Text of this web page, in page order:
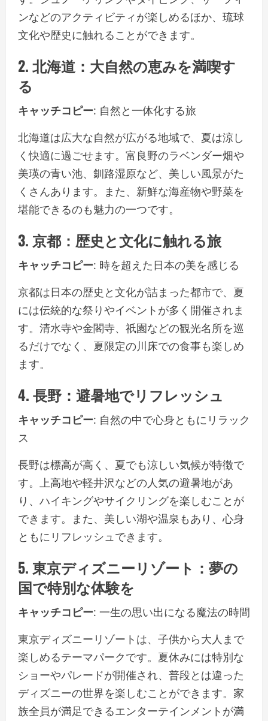
ンなどのアクティビティが楽しめるほか、琉球
文化や歴史に触れることができます。
2. 北海道：大自然の恵みを満喫す
る
キャッチコピー: 自然と一体化する旅
北海道は広大な自然が広がる地域で、夏は涼し
く快適に過ごせます。富良野のラベンダー畑や
美瑛の青い池、釧路湿原など、美しい風景がた
くさんあります。また、新鮮な海産物や野菜を
堪能できるのも魅力の一つです。
3. 京都：歴史と文化に触れる旅
キャッチコピー: 時を超えた日本の美を感じる
京都は日本の歴史と文化が詰まった都市で、夏
には伝統的な祭りやイベントが多く開催されま
す。清水寺や金閣寺、祇園などの観光名所を巡
るだけでなく、夏限定の川床での食事も楽しめ
ます。
4. 長野：避暑地でリフレッシュ
キャッチコピー: 自然の中で心身ともにリラック
ス
長野は標高が高く、夏でも涼しい気候が特徴で
す。上高地や軽井沢などの人気の避暑地があ
り、ハイキングやサイクリングを楽しむことが
できます。また、美しい湖や温泉もあり、心身
ともにリフレッシュできます。
5. 東京ディズニーリゾート：夢の
国で特別な体験を
キャッチコピー: 一生の思い出になる魔法の時間
東京ディズニーリゾートは、子供から大人まで
楽しめるテーマパークです。夏休みには特別な
ショーやパレードが開催され、普段とは違った
ディズニーの世界を楽しむことができます。家
族全員が満足できるエンターテインメントが満